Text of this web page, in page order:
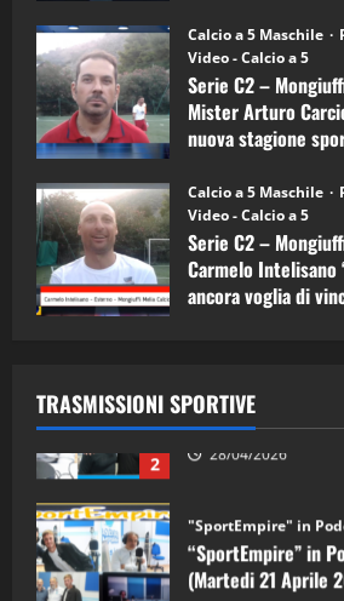
Calcio a 5 Maschile
Video - Calcio a 5
Serie C2 –
Mister Arturo
nuova stagione
Calcio a 5 Maschile
Video - Calcio a 5
Serie C2 –
Carmelo Intelisano
ancora voglia di
TRASMISSIONI SPORTIVE
5
“SportEmpire” in
(Martedi 07 Aprile
08/04/2026
1
“SportEmpire” in
(Martedi 05 Maggio
08/05/2026
2 28/04/2026
3
(Martedi 21 Aprile
21/04/2026